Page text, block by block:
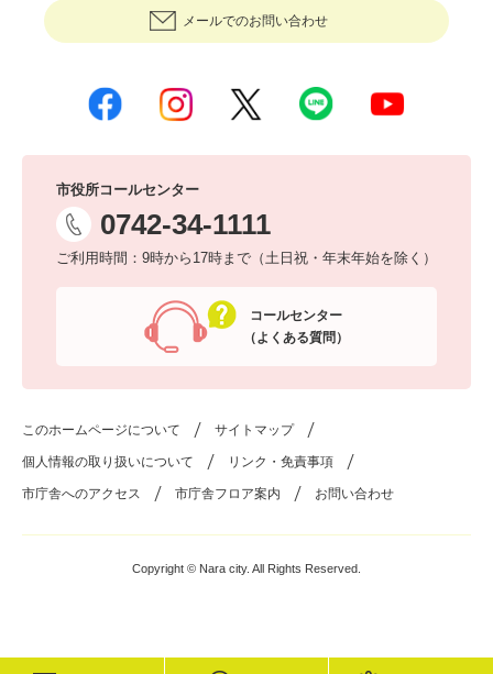
メールでのお問い合わせ
市役所コールセンター
0742-34-1111
ご利用時間：9時から17時まで（土日祝・年末年始を除く）
コールセンター
（よくある質問）
このホームページについて サイトマップ
個人情報の取り扱いについて リンク・免責事項
市庁舎へのアクセス 市庁舎フロア案内 お問い合わせ
Copyright © Nara city. All Rights Reserved.